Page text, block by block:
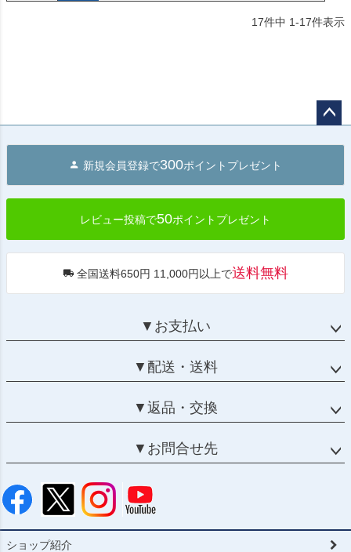
17件中 1-17件表示
へ
新規会員登録で300ポイントプレゼント
レビュー投稿で50ポイントプレゼント
全国送料650円 11,000円以上で送料無料
▼お支払い
▼配送・送料
▼返品・交換
▼お問合せ先
ショップ紹介